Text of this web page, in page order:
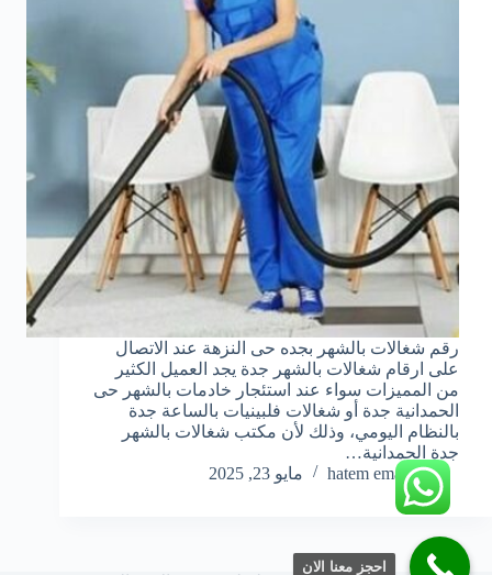
رقم شغالات بالشهر بجده حى النزهة عند الاتصال
على ارقام شغالات بالشهر جدة يجد العميل الكثير
من المميزات سواء عند استئجار خادمات بالشهر حى
الحمدانية جدة أو شغالات فلبينيات بالساعة جدة
بالنظام اليومي، وذلك لأن مكتب شغالات بالشهر
جدة الحمدانية…
hatem emara
مايو 23, 2025
احجز معنا الان